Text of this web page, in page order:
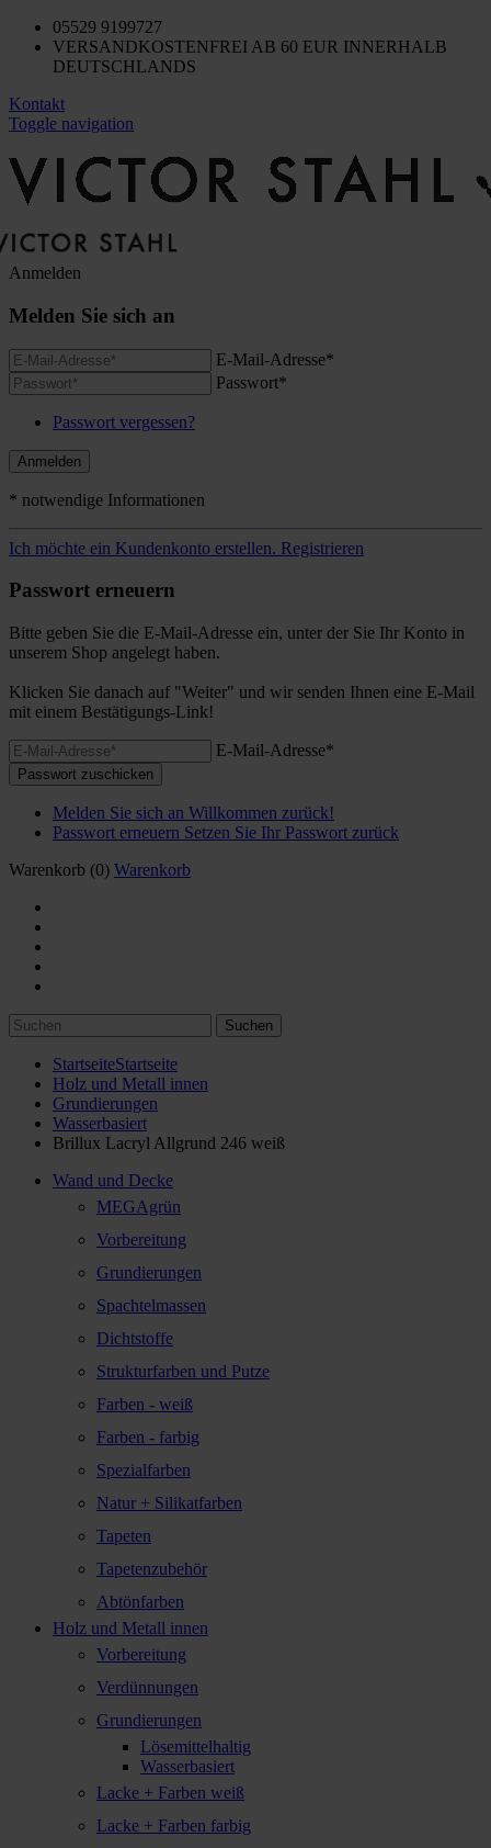
05529 9199727
VERSANDKOSTENFREI AB 60 EUR INNERHALB
DEUTSCHLANDS
Kontakt
Toggle navigation
Anmelden
Melden Sie sich an
E-Mail-Adresse*
Passwort*
Passwort vergessen?
Anmelden
* notwendige Informationen
Ich möchte ein Kundenkonto erstellen. Registrieren
Passwort erneuern
Bitte geben Sie die E-Mail-Adresse ein, unter der Sie Ihr Konto in
unserem Shop angelegt haben.
Klicken Sie danach auf "Weiter" und wir senden Ihnen eine E-Mail
mit einem Bestätigungs-Link!
E-Mail-Adresse*
Passwort zuschicken
Melden Sie sich an Willkommen zurück!
Passwort erneuern Setzen Sie Ihr Passwort zurück
Warenkorb (0) Warenkorb
Suchen
StartseiteStartseite
Holz und Metall innen
Grundierungen
Wasserbasiert
Brillux Lacryl Allgrund 246 weiß
Wand und Decke
MEGAgrün
Vorbereitung
Grundierungen
Spachtelmassen
Dichtstoffe
Strukturfarben und Putze
Farben - weiß
Farben - farbig
Spezialfarben
Natur + Silikatfarben
Tapeten
Tapetenzubehör
Abtönfarben
Holz und Metall innen
Vorbereitung
Verdünnungen
Grundierungen
Lösemittelhaltig
Wasserbasiert
Lacke + Farben weiß
Lacke + Farben farbig